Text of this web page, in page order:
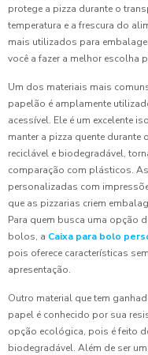
protege a pizza durante o
temperatura e a frescura do
mais utilizados para
você a fazer a melhor escolha
Um dos materiais mais
papelão é amplamente
acessível. Ele é um excelente
manter a pizza quente
reciclável e biodegradável,
comparação com plásticos.
personalizadas com
que as pizzarias criem
Para quem busca uma opção
bolos, a Caixa para bolo
pois oferece características
apresentação.
Outro material que tem
papel é conhecido por sua
opção ecológica, pois é feito
biodegradável. Além de ser